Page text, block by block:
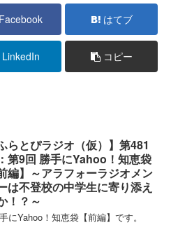
Facebook はてブ
LinkedIn コピー
ふらとぴラジオ（仮）】第481
第9回 勝手にYahoo！知恵袋
前編】～アラフォーラジオメン
は不登校の中学生に寄り添え
！？～
Yahoo！知恵袋【前編】です。